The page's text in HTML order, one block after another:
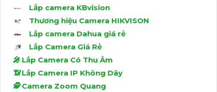
Lắp camera KBvision
Thương hiệu Camera HIKVISON
Lắp camera Dahua giá rẻ
Lắp Camera Giá Rẻ
️🎤️ Lắp Camera Có Thu Âm
📶Lắp Camera IP Không Dây
🕵️Camera Zoom Quang